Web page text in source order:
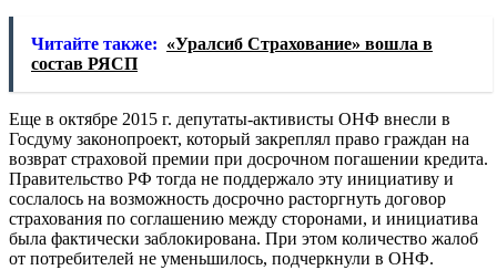
Читайте также: «Уралсиб Страхование» вошла в
состав РЯСП
Еще в октябре 2015 г. депутаты-активисты ОНФ внесли в
Госдуму законопроект, который закреплял право граждан на
возврат страховой премии при досрочном погашении кредита.
Правительство РФ тогда не поддержало эту инициативу и
сослалось на возможность досрочно расторгнуть договор
страхования по соглашению между сторонами, и инициатива
была фактически заблокирована. При этом количество жалоб
от потребителей не уменьшилось, подчеркнули в ОНФ.